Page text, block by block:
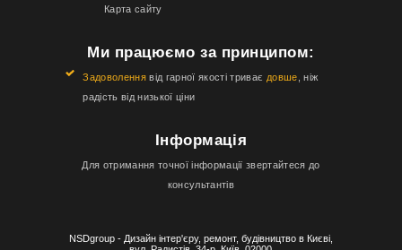
NSDgroup - Дизайн інтер'єру, ремонт, будівництво в Києві,
Карта сайту
Ми працюємо за принципом:
Задоволення від гарної якості триває довше, ніж
радість від низької ціни
Інформація
Для отримання точної інформації звертайтеся до
консультантів